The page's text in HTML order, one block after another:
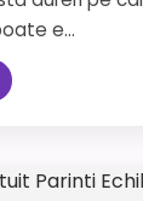
e...